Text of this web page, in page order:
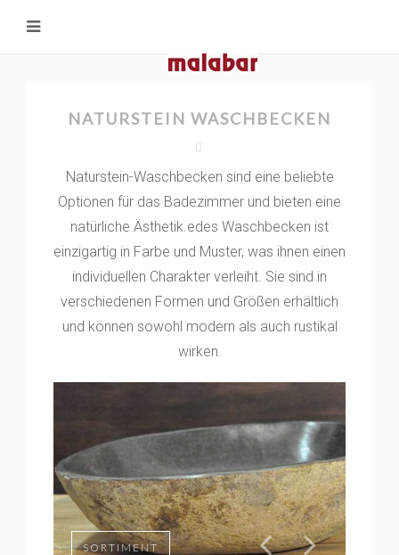
NATURSTEIN WASCHBECKEN
Naturstein-Waschbecken sind eine beliebte
Optionen für das Badezimmer und bieten eine
natürliche Ästhetik.edes Waschbecken ist
einzigartig in Farbe und Muster, was ihnen einen
individuellen Charakter verleiht. Sie sind in
verschiedenen Formen und Größen erhältlich
und können sowohl modern als auch rustikal
wirken.
SORTIMENT